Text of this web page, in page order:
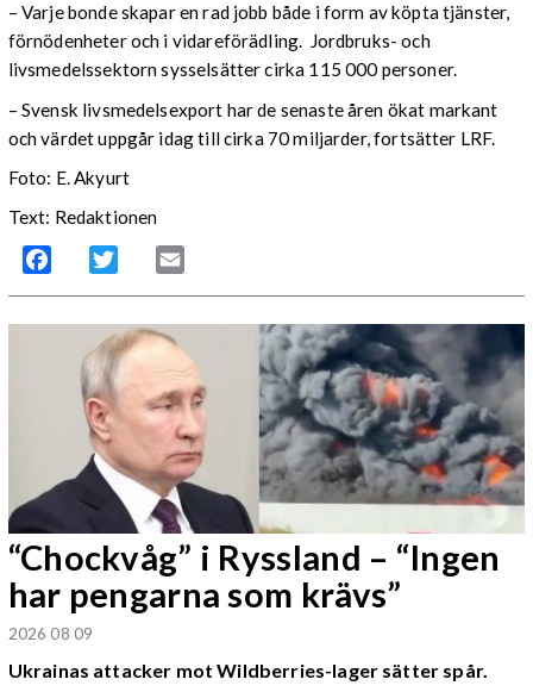
– Varje bonde skapar en rad jobb både i form av köpta tjänster,
förnödenheter och i vidareförädling. Jordbruks- och
livsmedelssektorn sysselsätter cirka 115 000 personer.
– Svensk livsmedelsexport har de senaste åren ökat markant
och värdet uppgår idag till cirka 70 miljarder, fortsätter LRF.
Foto: E. Akyurt
Text: Redaktionen
Facebook Twitter
“Chockvåg” i Ryssland – “Ingen
har pengarna som krävs”
2026 08 09
Ukrainas attacker mot Wildberries-lager sätter spår.